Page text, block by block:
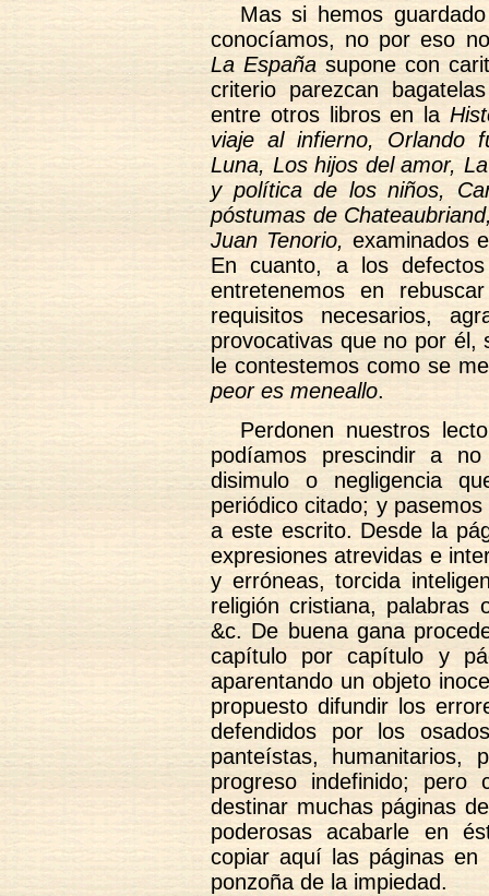
Mas si hemos
conocíamos, no por eso
La España supone con
criterio parezcan
entre otros libros en la
viaje al infierno, Orlando
Luna, Los hijos del amor,
y política de los niños,
póstumas de
Juan Tenorio, examinados
En cuanto, a los
entretenemos en
requisitos necesarios,
provocativas que no por él,
le contestemos como se
peor es meneallo.
Perdonen nuestros
podíamos prescindir a
disimulo o negligencia
periódico citado; y
a este escrito. Desde la
expresiones atrevidas e
y erróneas, torcida
religión cristiana, palabras
&c. De buena gana
capítulo por capítulo y
aparentando un objeto
propuesto difundir los
defendidos por los
panteístas, humanitarios,
progreso indefinido;
destinar muchas páginas
poderosas acabarle en
copiar aquí las páginas en
ponzoña de la impiedad.